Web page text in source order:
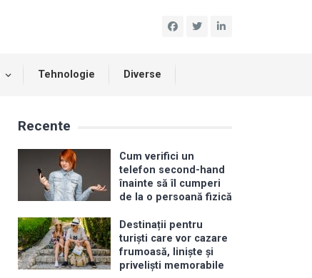
Tehnologie Diverse
Recente
Cum verifici un
telefon second-hand
înainte să îl cumperi
de la o persoană fizică
Destinații pentru
turiști care vor cazare
frumoasă, liniște și
priveliști memorabile